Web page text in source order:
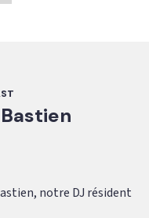
notre DJ résident